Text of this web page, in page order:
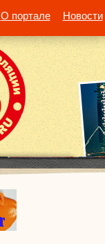
О портале Новости